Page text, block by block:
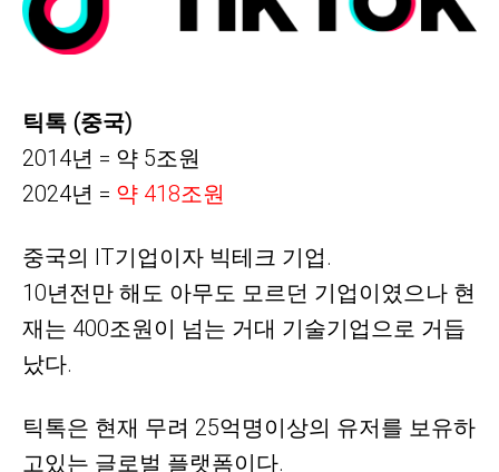
틱톡 (중국)
2014년 = 약 5조원
2024년 = 약 418조원
중국의 IT기업이자 빅테크 기업.
10년전만 해도 아무도 모르던 기업이였으나 현
재는 400조원이 넘는 거대 기술기업으로 거듭
났다.
틱톡은 현재 무려 25억명이상의 유저를 보유하
고있는 글로벌 플랫폼이다.